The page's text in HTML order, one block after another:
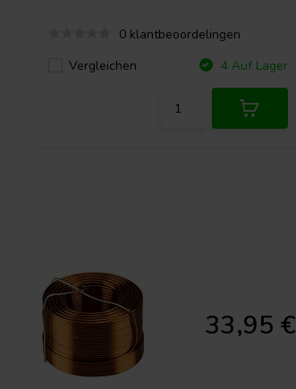
0 klantbeoordelingen
Vergleichen
4 Auf Lager
33,95 €